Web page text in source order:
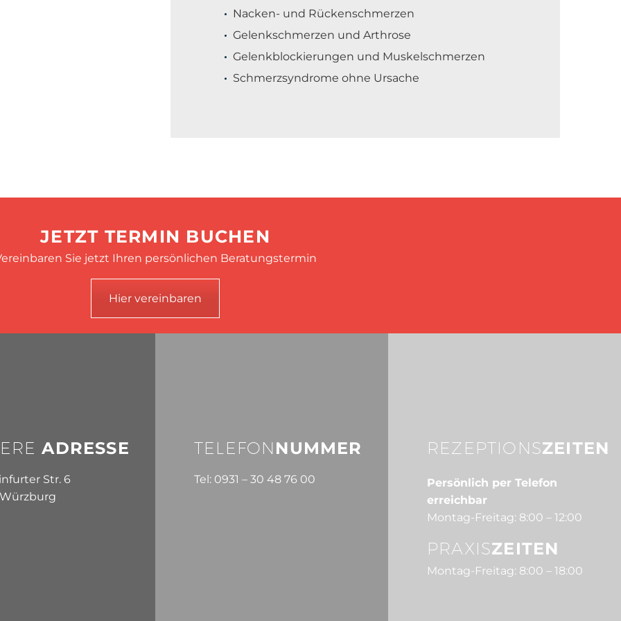
Nacken- und Rückenschmerzen
Gelenkschmerzen und Arthrose
Gelenkblockierungen und Muskelschmerzen
Schmerzsyndrome ohne Ursache
JETZT TERMIN BUCHEN
Sie jetzt Ihren persönlichen Beratungstermin
Hier vereinbaren
ADRESSE
Str. 6
TELEFONNUMMER
Tel: 0931 – 30 48 76 00
REZEPTIONSZEITEN
Persönlich per Telefon
erreichbar
Montag-Freitag: 8:00 – 12:00
PRAXISZEITEN
Montag-Freitag: 8:00 – 18:00